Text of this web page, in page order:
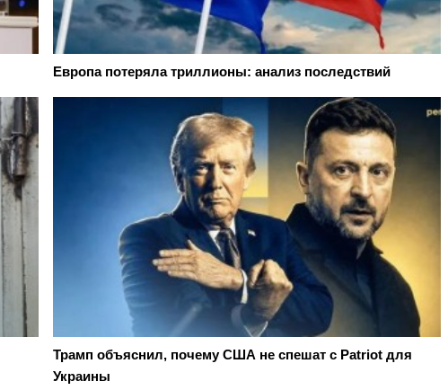
Европа потеряла триллионы: анализ последствий
Трамп объяснил, почему США не спешат с Patriot для
Украины